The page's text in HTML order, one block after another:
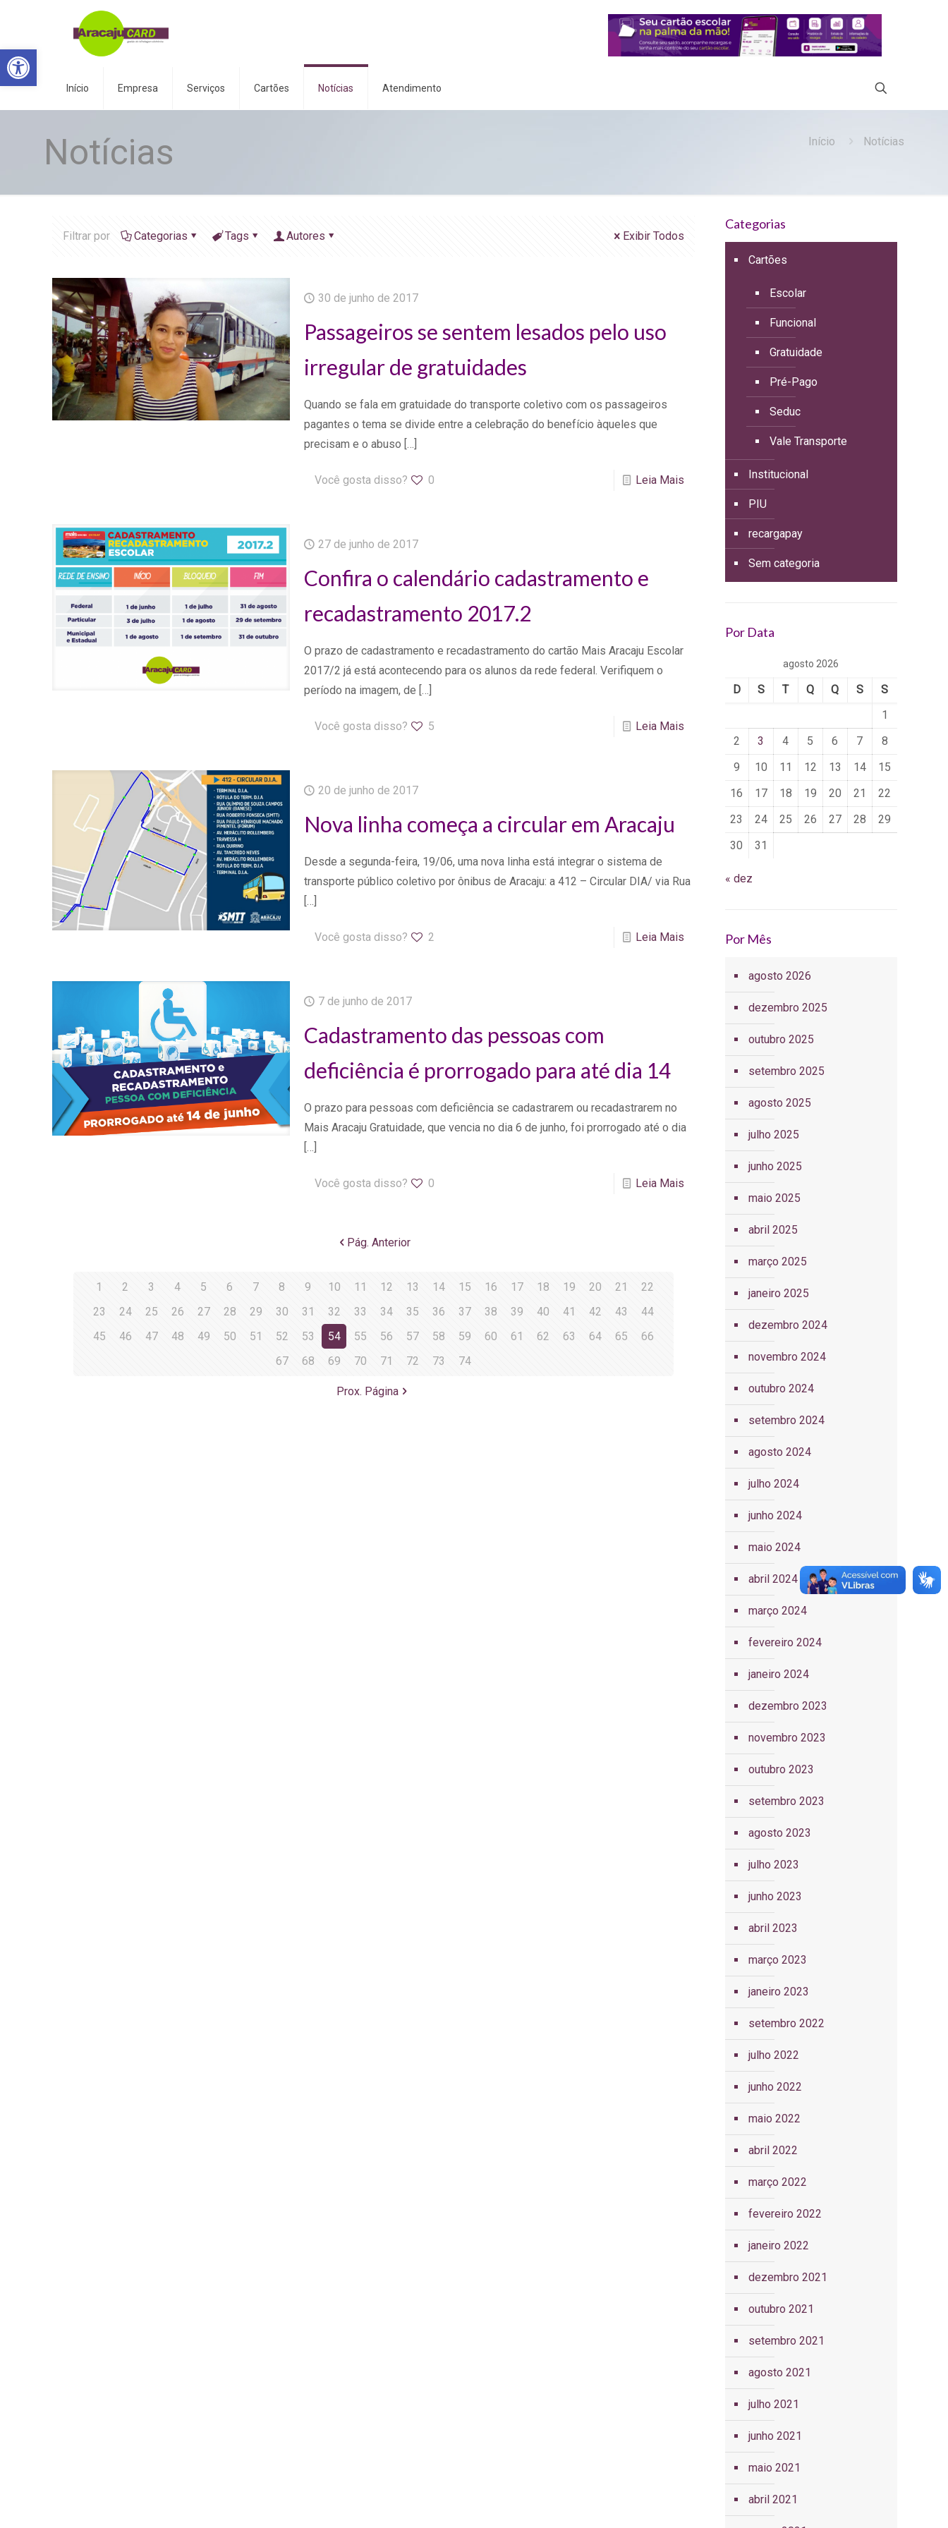
Abrir a barra de ferramentas
Início Empresa Serviços Cartões Notícias Atendimento
Notícias Início Notícias
Filtrar por Categorias Tags Autores Exibir Todos
30 de junho de 2017
Passageiros se sentem lesados pelo uso
irregular de gratuidades
Quando se fala em gratuidade do transporte coletivo com os passageiros
pagantes o tema se divide entre a celebração do benefício àqueles que
precisam e o abuso […]
Você gosta disso? 0 Leia Mais
27 de junho de 2017
Confira o calendário cadastramento e
recadastramento 2017.2
O prazo de cadastramento e recadastramento do cartão Mais Aracaju Escolar
2017/2 já está acontecendo para os alunos da rede federal. Verifiquem o
período na imagem, de […]
Você gosta disso? 5 Leia Mais
20 de junho de 2017
Nova linha começa a circular em Aracaju
Desde a segunda-feira, 19/06, uma nova linha está integrar o sistema de
transporte público coletivo por ônibus de Aracaju: a 412 – Circular DIA/ via Rua
[…]
Você gosta disso? 2 Leia Mais
7 de junho de 2017
Cadastramento das pessoas com
deficiência é prorrogado para até dia 14
O prazo para pessoas com deficiência se cadastrarem ou recadastrarem no
Mais Aracaju Gratuidade, que vencia no dia 6 de junho, foi prorrogado até o dia
[…]
Você gosta disso? 0 Leia Mais
Pág. Anterior
1 2 3 4 5 6 7 8 9 10 11 12 13 14 15 16 17 18 19 20 21
22
23
24 25 26 27 28 29 30 31 32 33 34 35 36 37 38 39 40 41 42 43
44
45
46 47 48 49 50 51 52 53 54 55 56 57 58 59 60 61 62 63 64 65
66
67
68 69 70 71 72 73 74
Prox. Página
Categorias
Cartões
Escolar
Funcional
Gratuidade
Pré-Pago
Seduc
Vale Transporte
Institucional
PIU
recargapay
Sem categoria
Por Data
agosto 2026
D S T Q Q S
S
1
2
3 4 5 6 7
8
9
10 11 12 13 14
15
16
17 18 19 20 21
22
23
24 25 26 27 28
29
30
31
« dez
Por Mês
agosto 2026
dezembro 2025
outubro 2025
setembro 2025
agosto 2025
julho 2025
junho 2025
maio 2025
abril 2025
março 2025
janeiro 2025
dezembro 2024
novembro 2024
outubro 2024
setembro 2024
agosto 2024
julho 2024
junho 2024
maio 2024
abril 2024
março 2024
fevereiro 2024
janeiro 2024
dezembro 2023
novembro 2023
outubro 2023
setembro 2023
agosto 2023
julho 2023
junho 2023
abril 2023
março 2023
janeiro 2023
setembro 2022
julho 2022
junho 2022
maio 2022
abril 2022
março 2022
fevereiro 2022
janeiro 2022
dezembro 2021
outubro 2021
setembro 2021
agosto 2021
julho 2021
junho 2021
maio 2021
abril 2021